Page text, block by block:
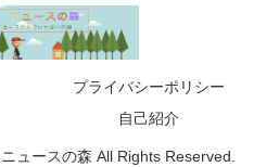
プライバシーポリシー
自己紹介
ュースの森 All Rights Reserved.